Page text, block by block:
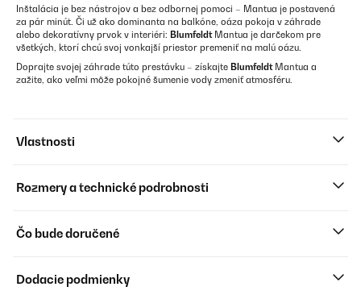
Inštalácia je bez nástrojov a bez odbornej pomoci – Mantua je postavená
za pár minút. Či už ako dominanta na balkóne, oáza pokoja v záhrade
alebo dekoratívny prvok v interiéri: BlumfeldtMantua je darčekom pre
všetkých, ktorí chcú svoj vonkajší priestor premeniť na malú oázu.
Doprajte svojej záhrade túto prestávku – získajte BlumfeldtMantua a
zažite, ako veľmi môže pokojné šumenie vody zmeniť atmosféru.
Vlastnosti
Rozmery a technické podrobnosti
Čo bude doručené
Dodacie podmienky